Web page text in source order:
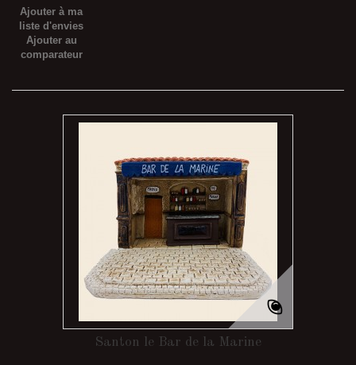
Ajouter à ma
liste d'envies
Ajouter au
comparateur
Santon le Bar de la Marine